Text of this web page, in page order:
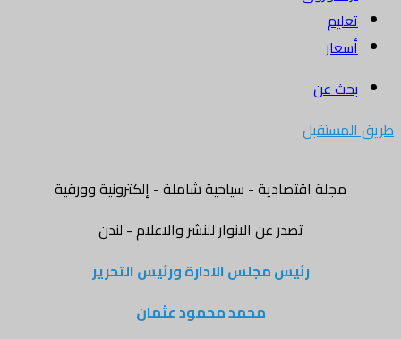
تعليم
أسعار
بحث عن
طريق المستقبل
مجلة اقتصادية - سياحية شاملة - إلكترونية وورقية
تصدر عن الانوار للنشر والاعلام - لندن
رئيس مجلس الادارة ورئيس التحرير
محمد محمود عثمان